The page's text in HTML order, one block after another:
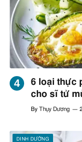
6 loại thực
cho sĩ tử
By Thụy Dương
DINH DƯỠNG